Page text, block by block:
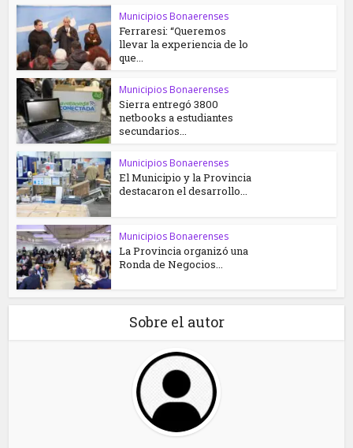
Municipios Bonaerenses
Ferraresi: “Queremos
llevar la experiencia de lo
que...
Municipios Bonaerenses
Sierra entregó 3800
netbooks a estudiantes
secundarios...
Municipios Bonaerenses
El Municipio y la Provincia
destacaron el desarrollo...
Municipios Bonaerenses
La Provincia organizó una
Ronda de Negocios...
Sobre el autor